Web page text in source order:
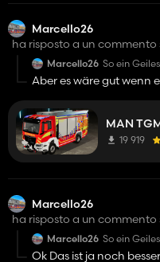
Marcello26
ha risposto a un commento
Marcello26 So ein
Aber es wäre gut wenn
Kaufmenü weil ich würd
TLF nutzen.
MAN
19 919
Marcello26
ha risposto a un commento
Marcello26 So ein
Ok Das ist ja noch